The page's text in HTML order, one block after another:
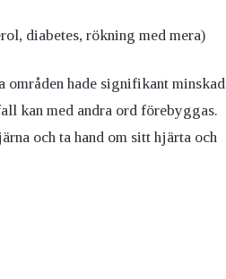
diabetes, rökning med mera)
hade signifikant minskad
kan med andra ord förebyggas.
och ta hand om sitt hjärta och